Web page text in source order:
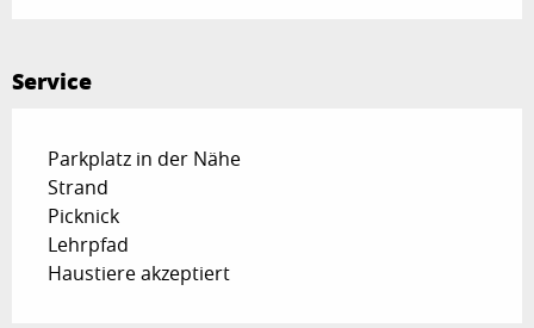
Service
Parkplatz in der Nähe
Strand
Picknick
Lehrpfad
Haustiere akzeptiert